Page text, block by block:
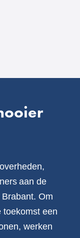
aan de
Om
toekomst een
werken